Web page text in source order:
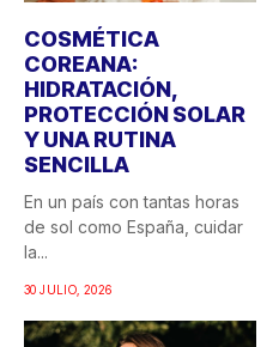
COSMÉTICA
COREANA:
HIDRATACIÓN,
PROTECCIÓN SOLAR
Y UNA RUTINA
SENCILLA
En un país con tantas horas
de sol como España, cuidar
la...
30 JULIO, 2026